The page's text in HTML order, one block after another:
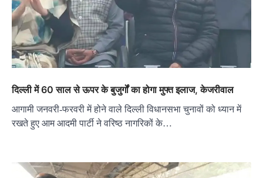
दिल्ली में 60 साल से ऊपर के बुजुर्गों का होगा मुफ्त इलाज, केजरीवाल
आगामी जनवरी-फरवरी में होने वाले दिल्ली विधानसभा चुनावों को ध्यान में
रखते हुए आम आदमी पार्टी ने वरिष्ठ नागरिकों के…